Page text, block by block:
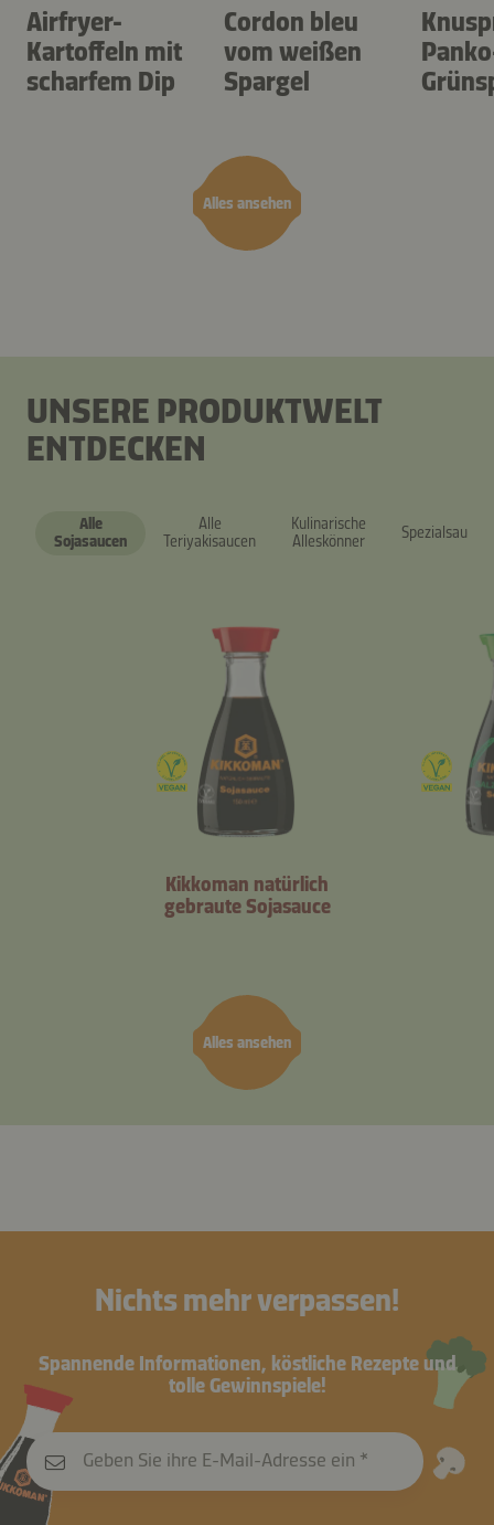
Alles ansehen
Airfryer-
Kartoffeln mit
scharfem Dip
Cordon bleu
vom weißen
Spargel
UNSERE PRODUKTWELT
ENTDECKEN
Alles ansehen
Alle
Sojasaucen
Alle
Teriyakisaucen
Kulinarische
Alleskönner
Spezialsaucen
Kikkoman natürlich
gebraute Sojasauce
Nichts mehr verpassen!
Spannende Informationen, köstliche Rezepte und
tolle Gewinnspiele!
Geben Sie ihre E-Mail-Adresse ein